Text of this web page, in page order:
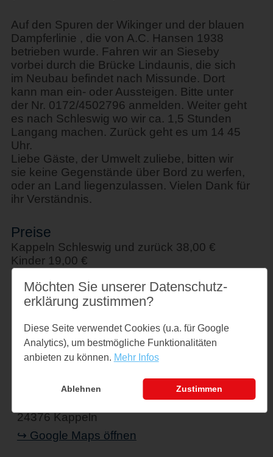
Auf den Spuren der Wikinger und der blauen
Dampferlinie , die von A.C. Hansen 1938
betrieben wurde. Fahren wir an Sieseby
vorbei durch die Brücke Lindaunis, die sich
im Neubau befindet nach Missunde. Dort
kann man ein- oder Aussteigen. Bitte unter
der Nr. 0172/4502796 anmelden. Weiter geht
es nach Schleswig wo wir ca. 1,5 Stunden
Langang machen. Zurück geht es um 14 45
Uhr.
Liebe Gäste, der Umwelt zuliebe, bitten wir
sie keine Gegenstände über Bord zu werfen,
oder an Land liegenzulassen. Vielen Dank für
ihr Verständnis.
Preise
Kappeln Schleswig und zurück 38,00 €
Kinder 19,00 €
Familienkarte 95,00 € Single Familienkarte
57,00 €
Einfache Fahrt 25,00 €
Veranstaltungsort
24376 Kappeln
↪ Google Maps öffnen
Möchten Sie unserer Datenschutz­
erklärung zustimmen?
Diese Seite verwendet Cookies (u.a. für Google
Analytics), um bestmögliche Funktionalitäten
anbieten zu können. Mehr Infos
Ablehnen Zustimmen